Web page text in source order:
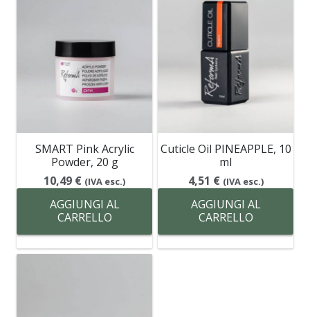
SMART Pink Acrylic
Powder, 20 g
10,49 € (IVA esc.)
AGGIUNGI AL
CARRELLO
Cuticle Oil PINEAPPLE, 10
ml
4,51 € (IVA esc.)
AGGIUNGI AL
CARRELLO